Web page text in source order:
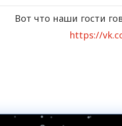
Вот что наши гости
https://